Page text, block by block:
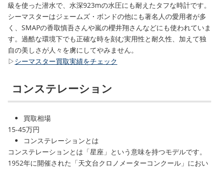
級を使った潜水で、水深923mの水圧にも耐えたタフな時計です。
シーマスターはジェームズ・ボンドの他にも著名人の愛用者が多
く、SMAPの香取慎吾さんや嵐の櫻井翔さんなどにも使われていま
す。過酷な環境下でも正確な時を刻む実用性と耐久性、加えて独
自の美しさが人々を虜にしてやみません。
▷ シーマスター買取実績をチェック
コンステレーション
買取相場
15-45万円
コンステレーションとは
コンステレーションとは「星座」という意味を持つモデルです。
1952年に開催された「天文台クロノメーターコンクール」におい